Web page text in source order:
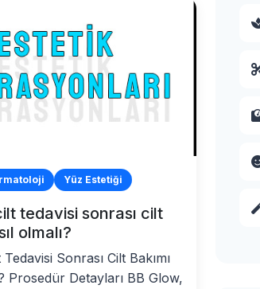
Yüz Estetiği
tedavisi sonrası cilt
olmalı?
Sonrası Cilt Bakımı
Prosedür Detayları BB Glow,